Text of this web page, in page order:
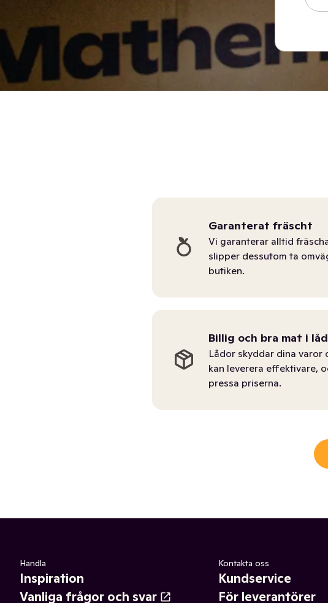
Garanterat fräscht
Vi garanterar alltid
slipper dessutom ta
butiken.
Billig och bra mat i
Lådor skyddar dina varor
kan leverera effektivare,
pressa priserna.
Handla
Inspiration
Vanliga frågor och svar
Kontakta oss
Kundservice
För leverantörer